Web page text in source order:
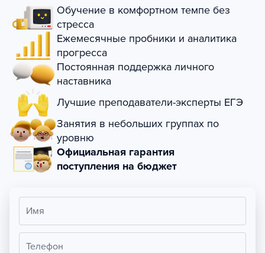
Обучение в комфортном темпе без
стресса
Ежемесячные пробники и аналитика
прогресса
Постоянная поддержка личного
наставника
Лучшие преподаватели-эксперты ЕГЭ
Занятия в небольших группах по
уровню
Официальная гарантия
поступления на бюджет
Имя
Телефон